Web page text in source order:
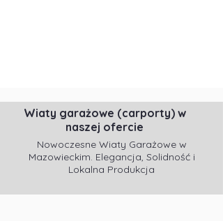
Wiaty garażowe (carporty) w
naszej ofercie
Nowoczesne Wiaty Garażowe w
Mazowieckim. Elegancja, Solidność i
Lokalna Produkcja